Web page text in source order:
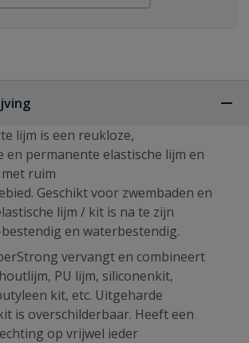
lijm is een reukloze,
en permanente elastische lijm en
ruim
Geschikt voor zwembaden en
lijm / kit is na te zijn
en waterbestendig.
vervangt en combineert
PU lijm, siliconenkit,
kit, etc. Uitgeharde
is overschilderbaar. Heeft een
op vrijwel ieder